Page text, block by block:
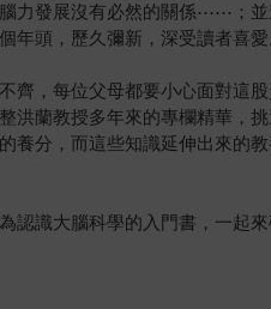
力發展沒有必然的關係⋯⋯；
年頭，歷久彌新，深受讀者喜愛
齊，每位父母都要小心面對這
洪蘭教授多年來的專欄精華，
養分，而這些知識延伸出來的
認識大腦科學的入門書，一起